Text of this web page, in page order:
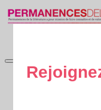
Littérature en
Littérature
Littérature
Littérature